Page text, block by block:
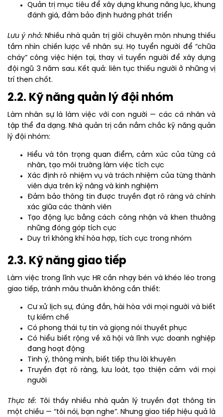
Quản trị mục tiêu để xây dựng khung năng lực, khung
đánh giá, đảm bảo định hướng phát triển
Lưu ý nhỏ: Nhiều nhà quản trị giỏi chuyên môn nhưng thiếu
tầm nhìn chiến lược về nhân sự. Họ tuyển người để “chữa
cháy” công việc hiện tại, thay vì tuyển người để xây dựng
đội ngũ 3 năm sau. Kết quả: liên tục thiếu người ở những vị
trí then chốt.
2.2. Kỹ năng quản lý đội nhóm
Làm nhân sự là làm việc với con người — các cá nhân và
tập thể đa dạng. Nhà quản trị cần nắm chắc kỹ năng quản
lý đội nhóm:
Hiểu và tôn trọng quan điểm, cảm xúc của từng cá
nhân, tạo môi trường làm việc tích cực
Xác định rõ nhiệm vụ và trách nhiệm của từng thành
viên dựa trên kỹ năng và kinh nghiệm
Đảm bảo thông tin được truyền đạt rõ ràng và chính
xác giữa các thành viên
Tạo động lực bằng cách công nhận và khen thưởng
những đóng góp tích cực
Duy trì không khí hòa hợp, tích cực trong nhóm
2.3. Kỹ năng giao tiếp
Làm việc trong lĩnh vực HR cần nhạy bén và khéo léo trong
giao tiếp, tránh mâu thuẫn không cần thiết:
Cư xử lịch sự, đúng đắn, hài hòa với mọi người và biết
tự kiềm chế
Có phong thái tự tin và giọng nói thuyết phục
Có hiểu biết rộng về xã hội và lĩnh vực doanh nghiệp
đang hoạt động
Tinh ý, thông minh, biết tiếp thu lời khuyên
Truyền đạt rõ ràng, lưu loát, tạo thiện cảm với mọi
người
Thực tế: Tôi thấy nhiều nhà quản lý truyền đạt thông tin
một chiều — “tôi nói, bạn nghe”. Nhưng giao tiếp hiệu quả là